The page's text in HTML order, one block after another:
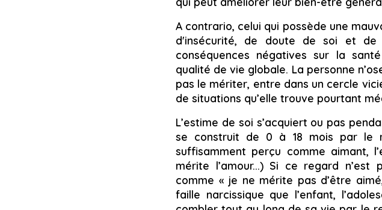
A contrario, celui qui possède une
d'insécurité, de doute de soi et
conséquences négatives sur la
qualité de vie globale. La personne
pas le mériter, entre dans un cercle
de situations qu’elle trouve pourtant
L’estime de soi s’acquiert ou pas
se construit de 0 à 18 mois par le
suffisamment perçu comme aimant,
mérite l’amour...) Si ce regard
comme « je ne mérite pas d’être
faille narcissique que l’enfant,